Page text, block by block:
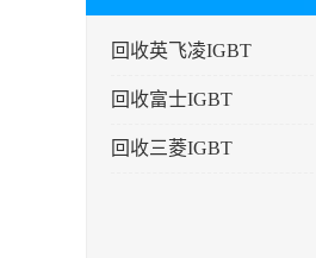
回收英飞凌IGBT
回收富士IGBT
回收三菱IGBT